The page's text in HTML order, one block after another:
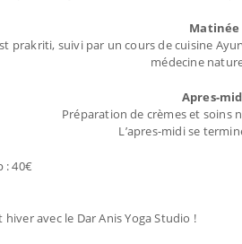
Matinée
prakriti, suivi par un cours de cuisine
médecine
Apres-
Préparation de crèmes et soins
L’apres-midi se
: 40€
hiver avec le Dar Anis Yoga Studio !